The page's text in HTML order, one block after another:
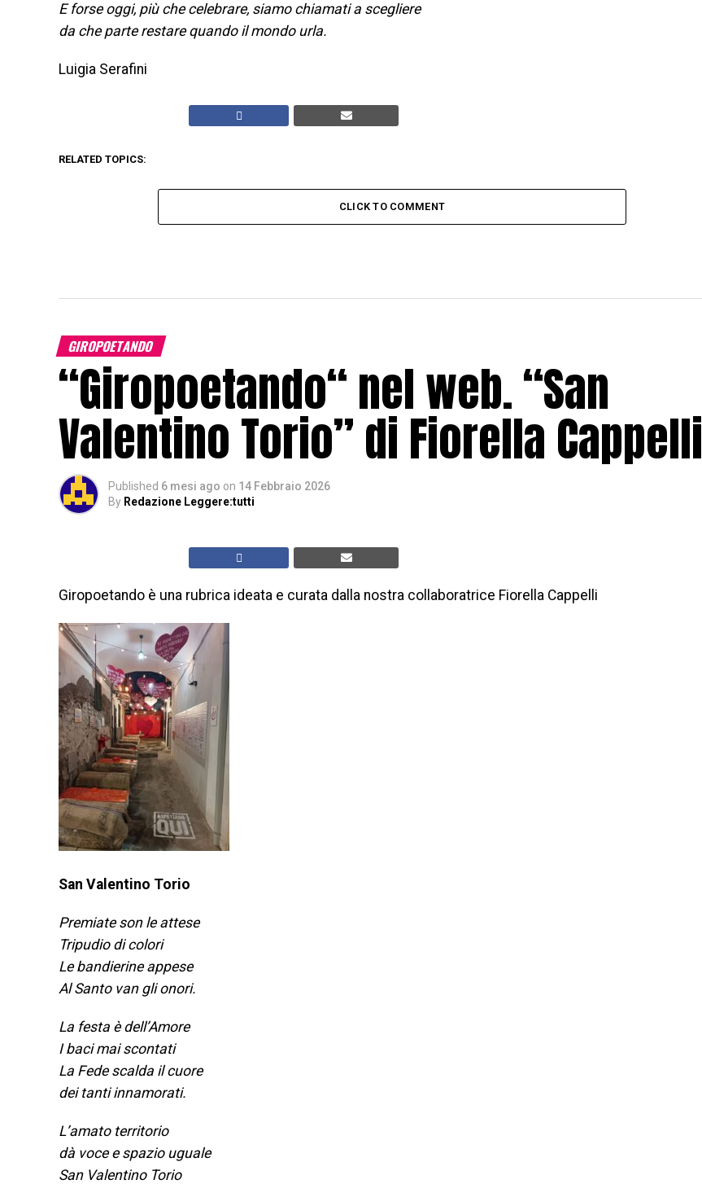
E forse oggi, più che celebrare, siamo chiamati a scegliere
da che parte restare quando il mondo urla.
Luigia Serafini
RELATED TOPICS:
CLICK TO COMMENT
GIROPOETANDO
“Giropoetando“ nel web. “San
Valentino Torio” di Fiorella Cappelli
Published 6 mesi ago on 14 Febbraio 2026
By Redazione Leggere:tutti
Giropoetando è una rubrica ideata e curata dalla nostra collaboratrice Fiorella Cappelli
San Valentino Torio
Premiate son le attese
Tripudio di colori
Le bandierine appese
Al Santo van gli onori.
La festa è dell’Amore
I baci mai scontati
La Fede scalda il cuore
dei tanti innamorati.
L’amato territorio
dà voce e spazio uguale
San Valentino Torio